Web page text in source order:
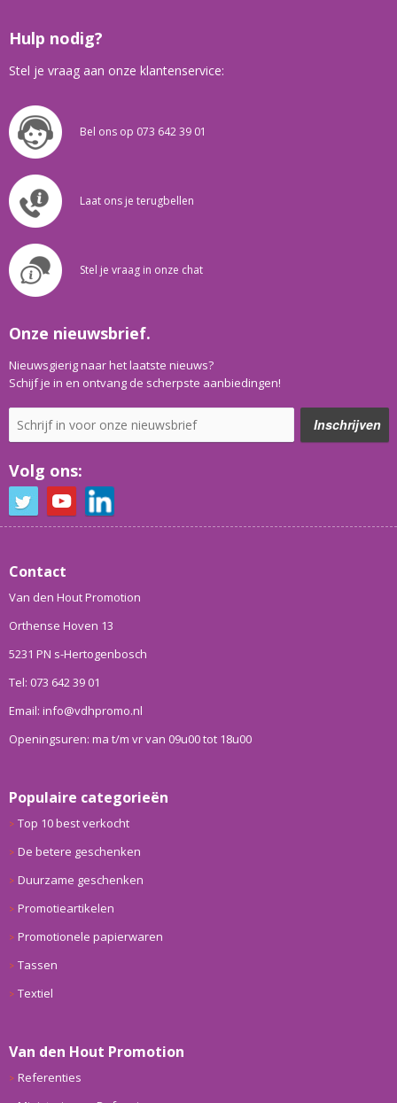
Hulp nodig?
Stel je vraag aan onze klantenservice:
Bel ons op 073 642 39 01
Laat ons je terugbellen
Stel je vraag in onze chat
Onze nieuwsbrief.
Nieuwsgierig naar het laatste nieuws?
Schijf je in en ontvang de scherpste aanbiedingen!
Volg ons:
Contact
Van den Hout Promotion
Orthense Hoven 13
5231 PN s-Hertogenbosch
Tel: 073 642 39 01
Email: info@vdhpromo.nl
Openingsuren: ma t/m vr van 09u00 tot 18u00
Populaire categorieën
Top 10 best verkocht
De betere geschenken
Duurzame geschenken
Promotieartikelen
Promotionele papierwaren
Tassen
Textiel
Van den Hout Promotion
Referenties